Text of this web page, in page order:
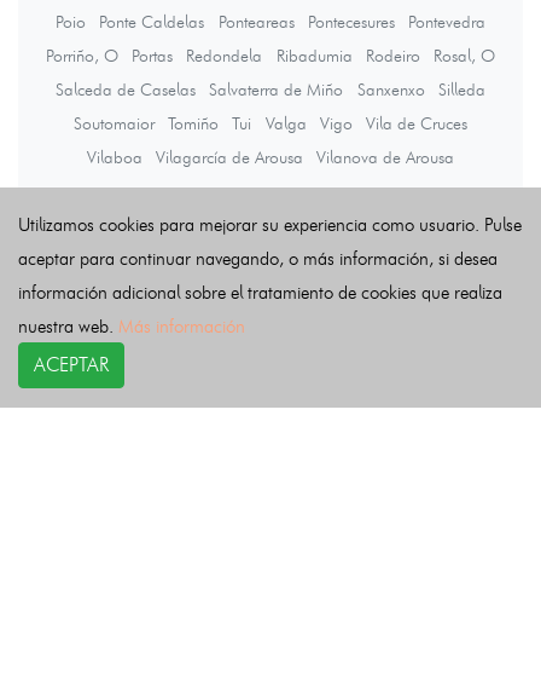
Poio
Ponte Caldelas Ponteareas Pontecesures
Pontevedra
Porriño, O
Portas Redondela Ribadumia Rodeiro
Rosal, O
Salceda de Caselas
Salvaterra de Miño Sanxenxo
Silleda
Soutomaior
Tomiño Tui Valga Vigo
Vila de Cruces
Vilaboa
Vilagarcía de Arousa Vilanova de Arousa
Últimas noticias
Utilizamos cookies para mejorar su experiencia como usuario. Pulse
aceptar para continuar navegando, o más información, si desea
información adicional sobre el tratamiento de cookies que realiza
nuestra web. Más información
ACEPTAR